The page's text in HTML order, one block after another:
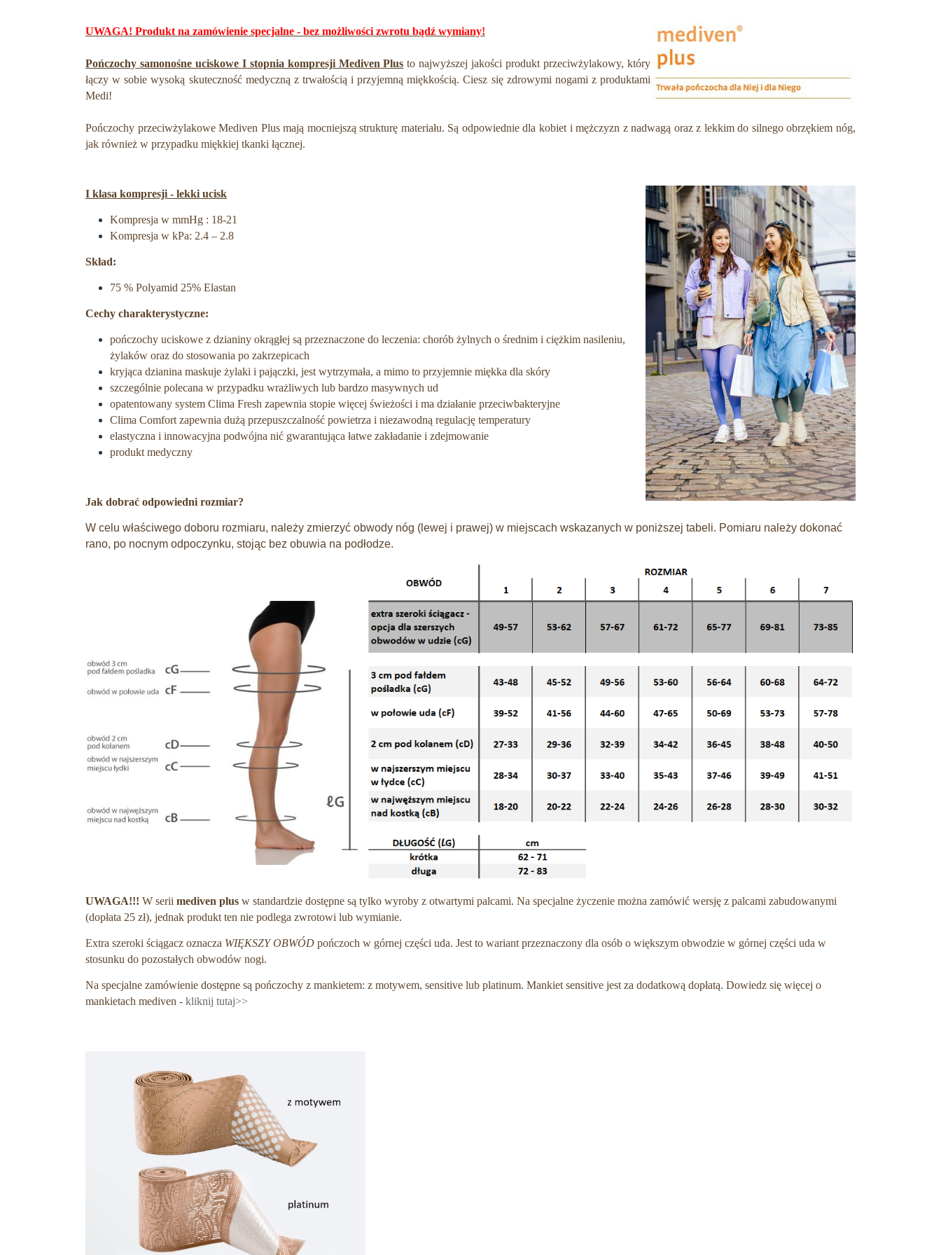
UWAGA! Produkt na zamówienie specjalne - bez możliwości zwrotu bądź wymiany!
Pończochy samonośne uciskowe I stopnia kompresji Mediven Plus to najwyższej jakości produkt przeciwżylakowy, który
łączy w sobie wysoką skuteczność medyczną z trwałością i przyjemną miękkością. Ciesz się zdrowymi nogami z produktami
Medi!
Pończochy przeciwżylakowe Mediven Plus mają mocniejszą strukturę materiału. Są odpowiednie dla kobiet i mężczyzn z nadwagą oraz z lekkim do silnego obrzękiem nóg,
jak również w przypadku miękkiej tkanki łącznej.
I klasa kompresji - lekki ucisk
Kompresja w mmHg : 18-21
Kompresja w kPa: 2.4 – 2.8
Skład:
75 % Polyamid 25% Elastan
Cechy charakterystyczne:
pończochy uciskowe z dzianiny okrągłej są przeznaczone do leczenia: chorób żylnych o średnim i ciężkim nasileniu,
żylaków oraz do stosowania po zakrzepicach
kryjąca dzianina maskuje żylaki i pajączki, jest wytrzymała, a mimo to przyjemnie miękka dla skóry
szczególnie polecana w przypadku wrażliwych lub bardzo masywnych ud
opatentowany system Clima Fresh zapewnia stopie więcej świeżości i ma działanie przeciwbakteryjne
Clima Comfort zapewnia dużą przepuszczalność powietrza i niezawodną regulację temperatury
elastyczna i innowacyjna podwójna nić gwarantująca łatwe zakładanie i zdejmowanie
produkt medyczny
Jak dobrać odpowiedni rozmiar?
W celu właściwego doboru rozmiaru, należy zmierzyć obwody nóg (lewej i prawej) w miejscach wskazanych w poniższej tabeli. Pomiaru należy dokonać
rano, po nocnym odpoczynku, stojąc bez obuwia na podłodze.
UWAGA!!! W serii mediven plus w standardzie dostępne są tylko wyroby z otwartymi palcami. Na specjalne życzenie można zamówić wersję z palcami zabudowanymi
(dopłata 25 zł), jednak produkt ten nie podlega zwrotowi lub wymianie.
Extra szeroki ściągacz oznacza WIĘKSZY OBWÓD pończoch w górnej części uda. Jest to wariant przeznaczony dla osób o większym obwodzie w górnej części uda w
stosunku do pozostałych obwodów nogi.
Na specjalne zamówienie dostępne są pończochy z mankietem: z motywem, sensitive lub platinum. Mankiet sensitive jest za dodatkową dopłatą. Dowiedz się więcej o
mankietach mediven - kliknij tutaj>>